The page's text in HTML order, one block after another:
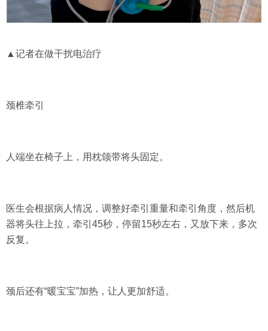
▲记者在做干扰电治疗
颈椎牵引
人端坐在椅子上，用枕颌带将头固定。
医生会根据病人情况，调整好牵引重量和牵引角度，然后机
器将头往上拉，牵引45秒，停留15秒左右，又放下来，多次
反复。
颈后还有“暖宝宝”加热，让人更加舒适。